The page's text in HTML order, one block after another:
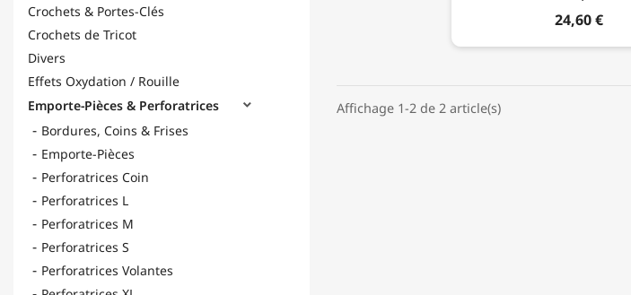
Crochets & Portes-Clés
Crochets de Tricot
Divers
Effets Oxydation / Rouille
Emporte-Pièces & Perforatrices

Bordures, Coins & Frises
Emporte-Pièces
Perforatrices Coin
Perforatrices L
Perforatrices M
Perforatrices S
Perforatrices Volantes
24,60 €
Affichage 1-2 de 2 article(s)